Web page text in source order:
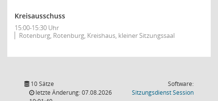
Kreisausschuss
15:00-15:30 Uhr
Rotenburg, Rotenburg, Kreishaus, kleiner Sitzungssaal
10 Sätze
letzte Änderung: 07.08.2026
Software:
SitzungsdienstSession(Wird in